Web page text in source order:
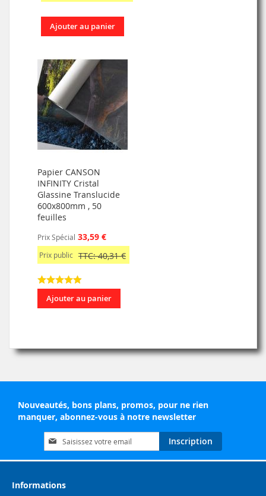
Ajouter au panier
Papier CANSON
INFINITY Cristal
Glassine Translucide
600x800mm , 50
feuilles
Prix Spécial 33,59 €
Prix public TTC: 40,31 €
Ajouter au panier
Nouveautés, bons plans, promos, pour ne rien
manquer, abonnez-vous à notre newsletter
Inscription
à
notre
d’information
Inscription
Informations